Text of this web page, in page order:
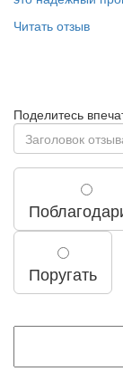
Читать отзыв
Поделитесь
Поругать